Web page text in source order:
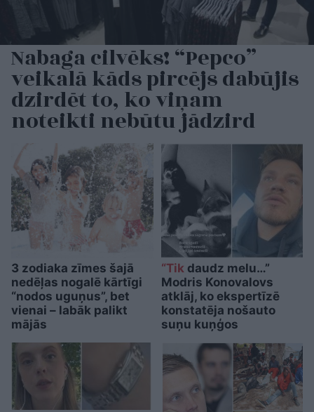
Nabaga cilvēks! “Pepco”
veikalā kāds pircējs dabūjis
dzirdēt to, ko viņam
noteikti nebūtu jādzird
3 zodiaka zīmes šajā
nedēļas nogalē kārtīgi
“nodos uguņus”, bet
vienai – labāk palikt
mājās
“Tikdaudz melu…”
Modris Konovalovs
atklāj, ko ekspertīzē
konstatēja nošauto
suņu kuņģos